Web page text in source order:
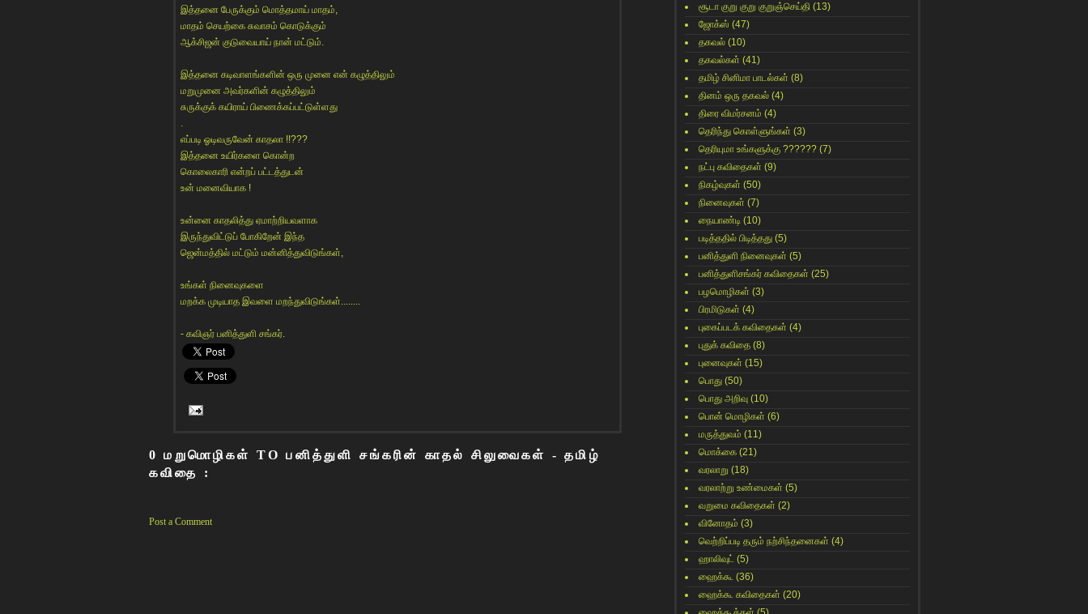
இத்தனை பேருக்கும் மொத்தமாய் மாதம்,
மாதம் செயற்கை சுவாசம் கொடுக்கும்
ஆக்சிஜன் குடுவையாய் நான் மட்டும்.
இத்தனை கடிவாளங்களின் ஒரு முனை என் கழுத்திலும்
மறுமுனை அவர்களின் கழுத்திலும்
சுருக்குக் கயிராய் பிணைக்கப்பட்டுள்ளது
எப்படி ஓடிவருவேன் காதலா !!???
இத்தனை உயிர்களை கொன்ற
கொலைகாரி என்றப் பட்டத்துடன்
உன் மனைவியாக !
உன்னை காதலித்து ஏமாற்றியவளாக
இருந்துவிட்டுப் போகிறேன் இந்த
ஜென்மத்தில் மட்டும் மன்னித்துவிடுங்கள்,
உங்கள் நினைவுகளை
மறக்க முடியாத இவளை மறந்துவிடுங்கள்........
- கவிஞர் பனித்துளி சங்கர்.
0 மறுமொழிகள் TO பனித்துளி சங்கரின் காதல் சிலுவைகள் - தமிழ்
கவிதை :
Post a Comment
சூடா குறு குறு குறுஞ்செய்தி (13)
ஜோக்ஸ் (47)
தகவல் (10)
தகவல்கள் (41)
தமிழ் சினிமா பாடல்கள் (8)
தினம் ஒரு தகவல் (4)
திரை விமர்சனம் (4)
தெரிந்து கொள்ளுங்கள் (3)
தெரியுமா உங்களுக்கு ?????? (7)
நட்பு கவிதைகள் (9)
நிகழ்வுகள் (50)
நினைவுகள் (7)
நையாண்டி (10)
படித்ததில் பிடித்தது (5)
பனித்துளி நினைவுகள் (5)
பனித்துளிசங்கர் கவிதைகள் (25)
பழமொழிகள் (3)
பிரமிடுகள் (4)
புகைப்படக் கவிதைகள் (4)
புதுக் கவிதை (8)
புனைவுகள் (15)
பொது (50)
பொது அறிவு (10)
பொன் மொழிகள் (6)
மருத்துவம் (11)
மொக்கை (21)
வரலாறு (18)
வரலாற்று உண்மைகள் (5)
வறுமை கவிதைகள் (2)
வினோதம் (3)
வெற்றிப்படி தரும் நற்சிந்தனைகள் (4)
ஹாலிவுட் (5)
ஹைக்கூ (36)
ஹைக்கூ கவிதைகள் (20)